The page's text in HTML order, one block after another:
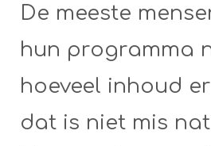
De meeste
hun programma
hoeveel inhoud
dat is niet mis